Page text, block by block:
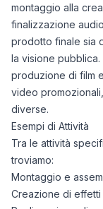
montaggio alla
finalizzazione
prodotto finale sia
la visione
produzione di film
video
diverse.
Esempi di Attività
Tra le attività
troviamo:
Montaggio e
Creazione di effetti